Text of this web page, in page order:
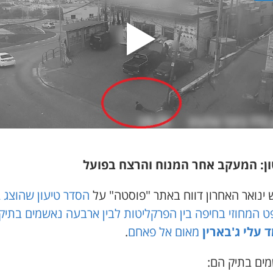
המעקב אחר המנוח והרצח בפועל
ינואר האחרון דווח באתר "פוסטה" על הסדר טיעון
המחוזי בחיפה בין הפרקליטות לבין ארבעה נאשמים
עלי ג'בארין מאום אל פאחם.
בתיק הם: